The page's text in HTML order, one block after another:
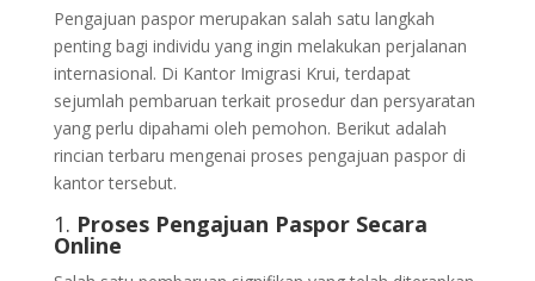
Pengajuan paspor merupakan salah satu langkah
penting bagi individu yang ingin melakukan perjalanan
internasional. Di Kantor Imigrasi Krui, terdapat
sejumlah pembaruan terkait prosedur dan persyaratan
yang perlu dipahami oleh pemohon. Berikut adalah
rincian terbaru mengenai proses pengajuan paspor di
kantor tersebut.
1. Proses Pengajuan Paspor Secara
Online